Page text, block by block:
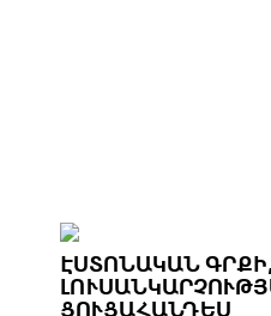
ԷՍՏՈՆԱԿԱՆ ԳՐՔԻ,
ՈՒՑԱՀԱՆԴԵՍ